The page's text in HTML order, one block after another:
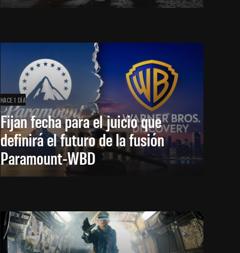
HACE 1 DÍA
Fijan fecha para el juicio que
definirá el futuro de la fusión
Paramount-WBD